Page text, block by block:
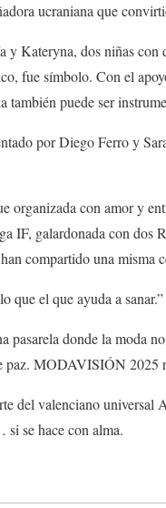
ucraniana que
y Kateryna, dos niñas con
fue símbolo. Con el
también puede ser
por Diego Ferro y
con amor y
IF, galardonada con dos
compartido una misma
que el que ayuda a sanar.”
pasarela donde la moda
paz. MODAVISIÓN 2025
del valenciano
se hace con alma.